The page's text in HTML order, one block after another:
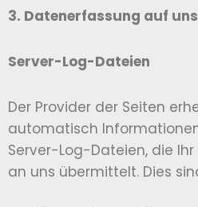
3. Datenerfassung auf
Server-Log-Dateien
Der Provider der Seiten
automatisch
Server-Log-Dateien, die
an uns übermittelt. Dies